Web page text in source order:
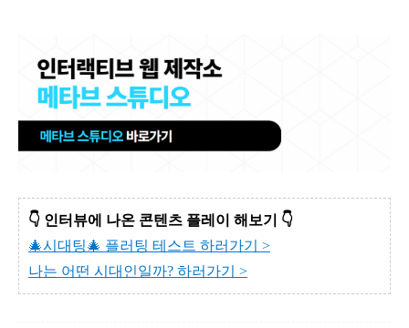
👇 인터뷰에 나온 콘텐츠 플레이 해보기 👇
🎄시대팅🎄 플러팅 테스트 하러가기 >
나는 어떤 시대인일까? 하러가기 >